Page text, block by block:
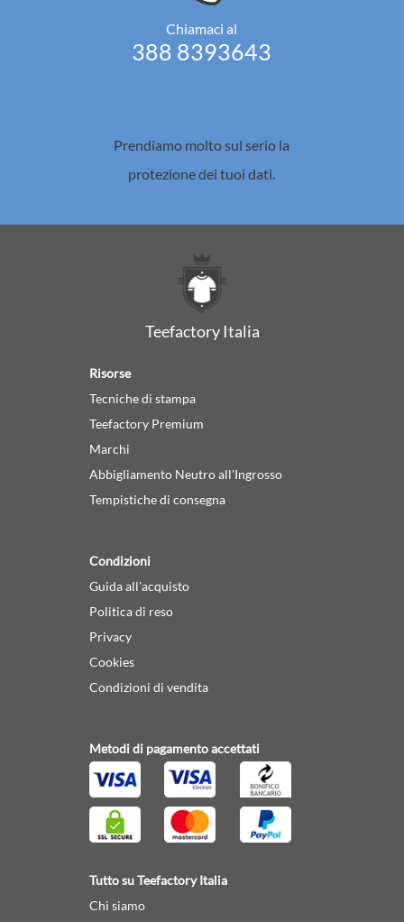
Chiamaci al
388 8393643
Prendiamo molto sul serio la
protezione dei tuoi dati.
Teefactory Italia
Risorse
Tecniche di stampa
Teefactory Premium
Marchi
Abbigliamento Neutro all'Ingrosso
Tempistiche di consegna
Condizioni
Guida all'acquisto
Politica di reso
Privacy
Cookies
Condizioni di vendita
Metodi di pagamento accettati
Tutto su Teefactory Italia
Chi siamo